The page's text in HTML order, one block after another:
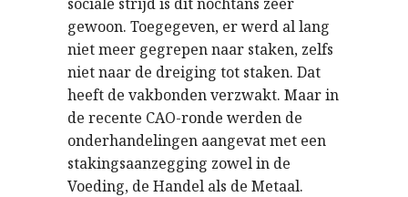
gewoon. Toegegeven, er werd al lang
niet meer gegrepen naar staken, zelfs
niet naar de dreiging tot staken. Dat
heeft de vakbonden verzwakt. Maar in
de recente CAO-ronde werden de
onderhandelingen aangevat met een
stakingsaanzegging zowel in de
Voeding, de Handel als de Metaal.